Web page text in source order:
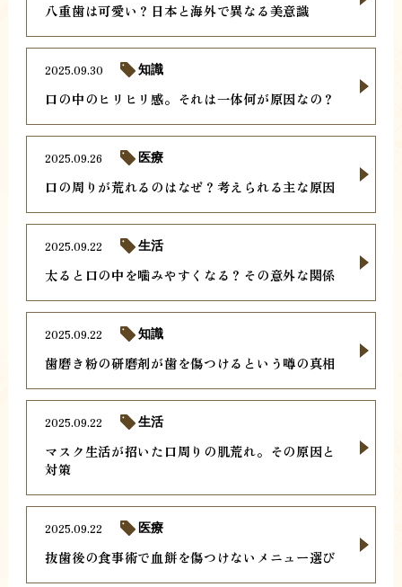
八重歯は可愛い？日本と海外で異なる美意識
口の中のヒリヒリ感。それは一体何が原因なの？
2025.09.30 知識
口の周りが荒れるのはなぜ？考えられる主な原因
2025.09.26 医療
太ると口の中を噛みやすくなる？その意外な関係
2025.09.22 生活
歯磨き粉の研磨剤が歯を傷つけるという噂の真相
2025.09.22 知識
マスク生活が招いた口周りの肌荒れ。その原因と
対策
2025.09.22 生活
抜歯後の食事術で血餅を傷つけないメニュー選び
2025.09.22 医療